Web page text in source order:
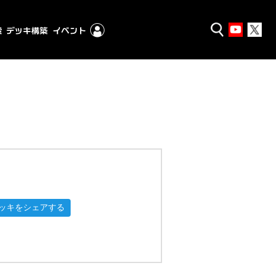
キをシェアする